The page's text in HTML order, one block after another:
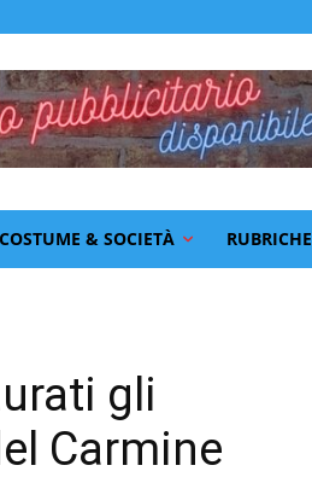
COSTUME & SOCIETÀ RUBRICHE
gli
Carmine